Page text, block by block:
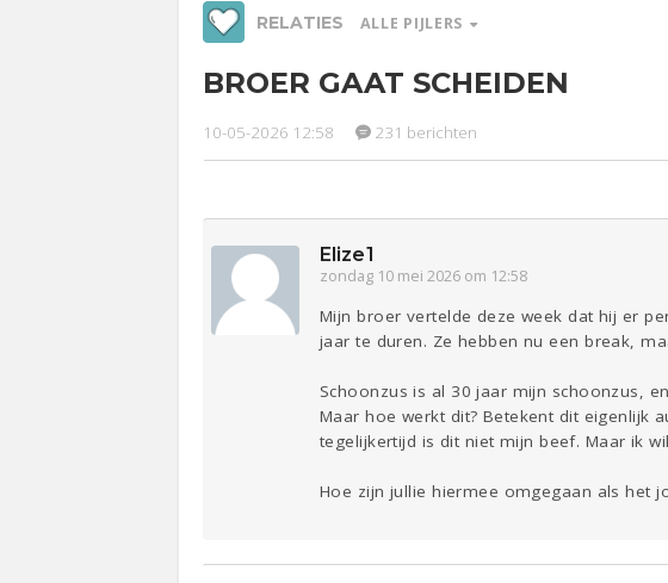
RELATIES ALLE PIJLERS
Entertainment Lijf & Lijn
BROER GAAT SCHEIDEN
10-05-2026 12:58 231 berichten
Elize1
zondag 10 mei 2026 om 12:58
Mijn broer vertelde deze week dat hij er
jaar te duren. Ze hebben nu een break,
Schoonzus is al 30 jaar mijn schoonzus,
Maar hoe werkt dit? Betekent dit eigenlijk
tegelijkertijd is dit niet mijn beef. Maar ik
Hoe zijn jullie hiermee omgegaan als het